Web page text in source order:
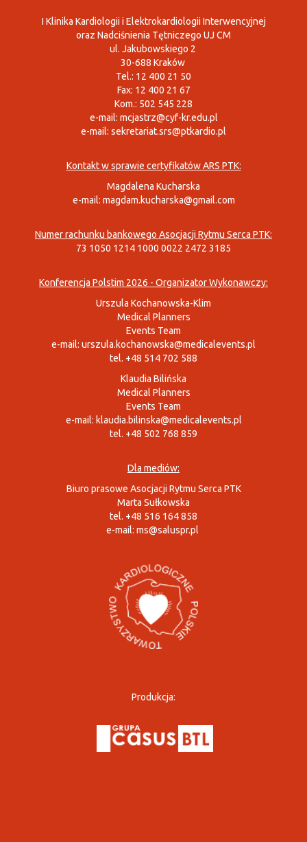
I Klinika Kardiologii i Elektrokardiologii Interwencyjnej
oraz Nadciśnienia Tętniczego UJ CM
ul. Jakubowskiego 2
30-688 Kraków
Tel.: 12 400 21 50
Fax: 12 400 21 67
Kom.: 502 545 228
e-mail: mcjastrz@cyf-kr.edu.pl
e-mail: sekretariat.srs@ptkardio.pl
Kontakt w sprawie certyfikatów ARS PTK:
Magdalena Kucharska
e-mail: magdam.kucharska@gmail.com
Numer rachunku bankowego Asocjacji Rytmu Serca PTK:
73 1050 1214 1000 0022 2472 3185
Konferencja Polstim 2026 - Organizator Wykonawczy:
Urszula Kochanowska-Klim
Medical Planners
Events Team
e-mail: urszula.kochanowska@medicalevents.pl
tel. +48 514 702 588
Klaudia Bilińska
Medical Planners
Events Team
e-mail: klaudia.bilinska@medicalevents.pl
tel. +48 502 768 859
Dla mediów:
Biuro prasowe Asocjacji Rytmu Serca PTK
Marta Sułkowska
tel. +48 516 164 858
e-mail: ms@saluspr.pl
Produkcja: